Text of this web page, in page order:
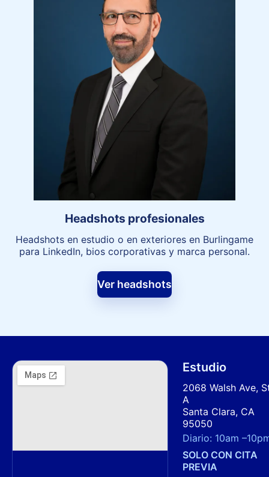
Headshots profesionales
Headshots en estudio o en exteriores en Burlingame
para LinkedIn, bios corporativas y marca personal.
Ver headshots
Estudio
2068 Walsh Ave,
A
Santa Clara, CA
95050
Diario: 10am –
SOLO CON CITA
PREVIA